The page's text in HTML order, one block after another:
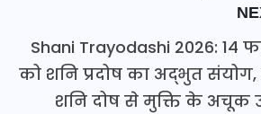
Shani Trayodashi 2026: 14
को शनि प्रदोष का अद्भुत
शनि दोष से मुक्ति के अचूक